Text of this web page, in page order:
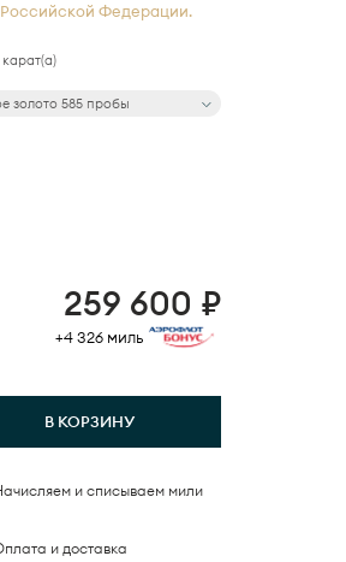
Федерации.
золото 585 пробы
259 600 ₽
+4 326 миль
В КОРЗИНУ
и списываем мили
и доставка